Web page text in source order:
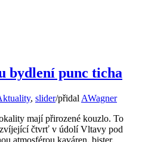
bydlení punc ticha
, slider/přidal AWagner
mají přirozené kouzlo. To
čtvrť v údolí Vltavy pod
atmosférou kaváren, bister,